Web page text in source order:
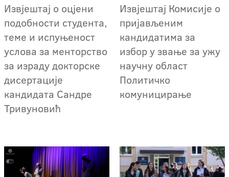
Извјештај о оцјени
подобности студента,
теме и испуњеност
услова за менторство
за израду докторске
дисертације
кандидата Сандре
Тривуновић
Извјештај Комисије о
пријављеним
кандидатима за
избор у звање за ужу
научну област
Политичко
комуницирање